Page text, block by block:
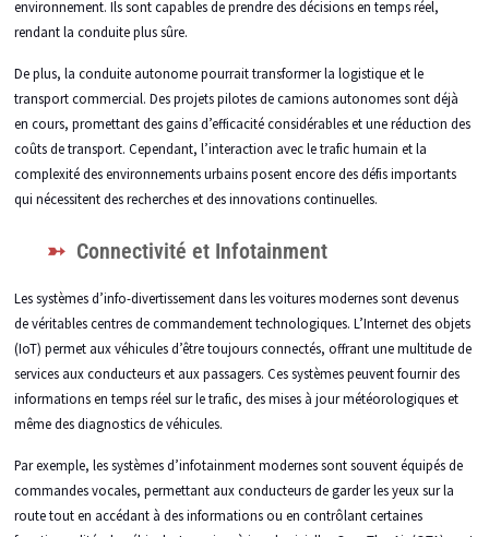
environnement. Ils sont capables de prendre des décisions en temps réel,
rendant la conduite plus sûre.
De plus, la conduite autonome pourrait transformer la logistique et le
transport commercial. Des projets pilotes de camions autonomes sont déjà
en cours, promettant des gains d’efficacité considérables et une réduction des
coûts de transport. Cependant, l’interaction avec le trafic humain et la
complexité des environnements urbains posent encore des défis importants
qui nécessitent des recherches et des innovations continuelles.
Connectivité et Infotainment
Les systèmes d’info-divertissement dans les voitures modernes sont devenus
de véritables centres de commandement technologiques. L’Internet des objets
(IoT) permet aux véhicules d’être toujours connectés, offrant une multitude de
services aux conducteurs et aux passagers. Ces systèmes peuvent fournir des
informations en temps réel sur le trafic, des mises à jour météorologiques et
même des diagnostics de véhicules.
Par exemple, les systèmes d’infotainment modernes sont souvent équipés de
commandes vocales, permettant aux conducteurs de garder les yeux sur la
route tout en accédant à des informations ou en contrôlant certaines